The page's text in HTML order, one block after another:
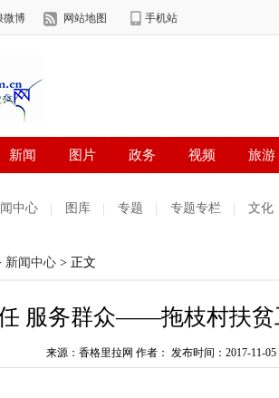
中心 图库 专题 专题专栏 文化
新闻中心 > 正文
服务群众——拖枝村扶贫
来源：香格里拉网 作者： 发布时间：2017-11-05